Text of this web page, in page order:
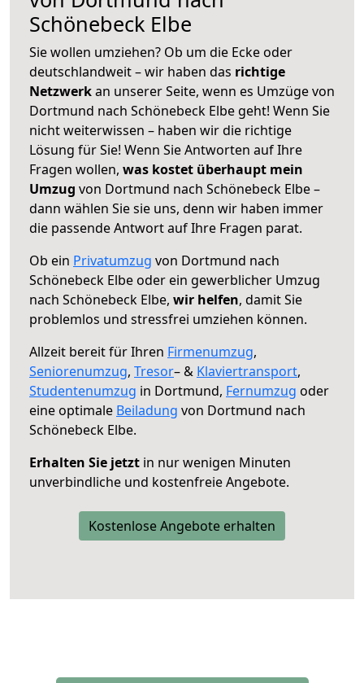
Schönebeck Elbe
Sie wollen umziehen? Ob um die Ecke oder
deutschlandweit – wir haben das richtige
Netzwerkan unserer Seite, wenn es Umzüge von
Dortmund nach Schönebeck Elbe geht! Wenn Sie
nicht weiterwissen – haben wir die richtige
Lösung für Sie! Wenn Sie Antworten auf Ihre
Fragen wollen, was kostet überhaupt mein
Umzug von Dortmund nach Schönebeck Elbe –
dann wählen Sie sie uns, denn wir haben immer
die passende Antwort auf Ihre Fragen parat.
Ob ein Privatumzug von Dortmund nach
Schönebeck Elbe oder ein gewerblicher Umzug
nach Schönebeck Elbe, wir helfen, damit Sie
problemlos und stressfrei umziehen können.
Allzeit bereit für Ihren Firmenumzug,
Seniorenumzug, Tresor– & Klaviertransport,
Studentenumzug in Dortmund, Fernumzug oder
eine optimale Beiladung von Dortmund nach
Schönebeck Elbe.
Erhalten Sie jetzt in nur wenigen Minuten
unverbindliche und kostenfreie Angebote.
Kostenlose Angebote erhalten